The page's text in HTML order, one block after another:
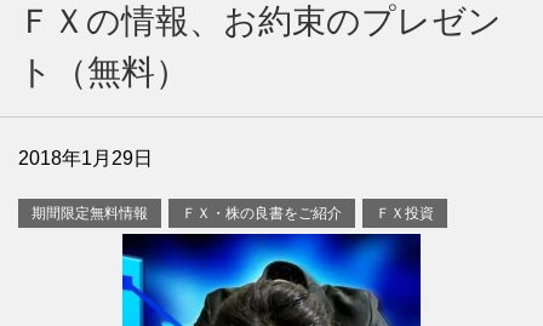
ＦＸの情報、お約束のプレゼン
ト（無料）
2018年1月29日
期間限定無料情報 ＦＸ・株の良書をご紹介 ＦＸ投資